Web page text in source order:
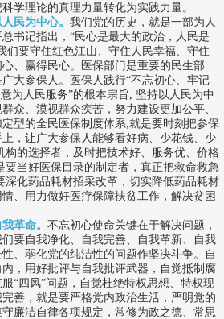
学理论的真理力量转化为实践力量。
民为中心。我们党的历史，就是一部为人
书记指出，“民心是最大的政治，人民是
们要守住红色江山、守住人民幸福、守住
、赢得民心。医保部门是重要的民生部
大参保人。医保人践行“不忘初心、牢记
为人民服务”的根本宗旨, 坚持以人民为中
众、漠视群众疾苦，努力建设更加公平、
型的全民医保制度体系;就是要时刻把参保
，让广大参保人能够看好病、少花钱、少
构的选择者，及时把技术好、服务优、价格
要当好医保目录的制定者，真正把救命救急
深化药品耗材招采改革，切实降低药品耗材
、用力做好医疗保障扶贫工作，解决贫困
我革命。不忘初心使命关键在于解决问题，
要自我净化、自我完善、自我革新、自我
、弱化党的纯洁性的问题作坚决斗争。自
，用好批评与自我批评武器，自觉抵制腐
“四风”问题，自觉杜绝特权思想、特权现
善，就是要严格党内政治生活，严明党的
廉洁自律各项规定，常修为政之德、常思